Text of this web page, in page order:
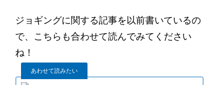
ジョギングに関する記事を以前書いているの
で、こちらも合わせて読んでみてください
ね！
あわせて読みたい